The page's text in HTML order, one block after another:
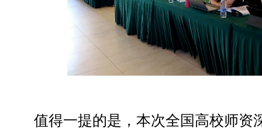
值得一提的是，本次全国高校师资